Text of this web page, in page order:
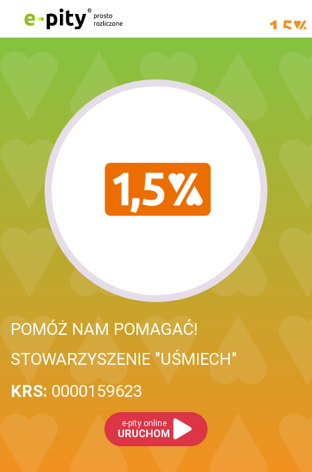
POMÓŻ NAM POMAGAĆ!
STOWARZYSZENIE "UŚMIECH"
KRS: 0000159623
e-pity online
URUCHOM